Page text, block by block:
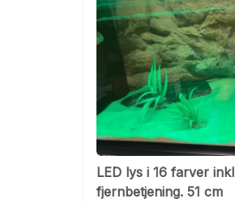
LED lys i 16 farver inkl
fjernbetjening. 51 cm